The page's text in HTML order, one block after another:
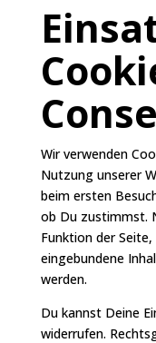
Wir verwenden
Nutzung unserer
beim ersten
ob Du zustimmst.
Funktion der
eingebundene
werden.
Du kannst Deine
widerrufen.